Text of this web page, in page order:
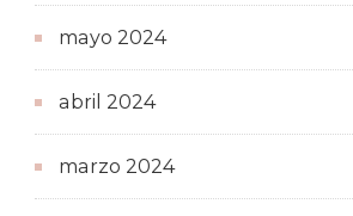
mayo 2024
abril 2024
marzo 2024